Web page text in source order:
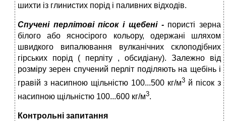
шихти із глинистих порід і паливних відходів.
Спучені перлітові пісок і щебені - пористі зерна
білого або ясносірого кольору, одержані шляхом
швидкого випалювання вулканічних склоподібних
гірських порід ( перліту , обсидіану). Залежно від
розміру зерен спучений перліт поділяють на щебінь і
гравій з насипною щільністю 100...500 кг/м3 й пісок з
насипною щільністю 100...600 кг/м3.
Контрольні запитання